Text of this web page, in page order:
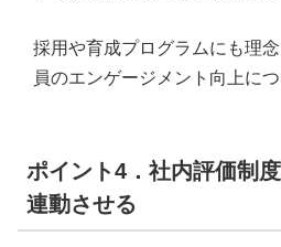
採用や育成プログラムにも理
員のエンゲージメント向上に
ポイント4．社内評価制
連動させる